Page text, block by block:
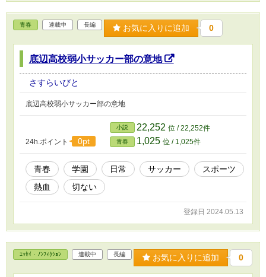
青春 連載中 長編 お気に入りに追加 0
底辺高校弱小サッカー部の意地
さすらいびと
底辺高校弱小サッカー部の意地
24h.ポイント 0pt
小説 22,252 位 / 22,252件
青春 1,025 位 / 1,025件
青春 学園 日常 サッカー
スポーツ
熱血
切ない
登録日 2024.05.13
ｴｯｾｲ・ﾉﾝﾌｨｸｼｮﾝ 連載中 長編 お気に入りに追加 0